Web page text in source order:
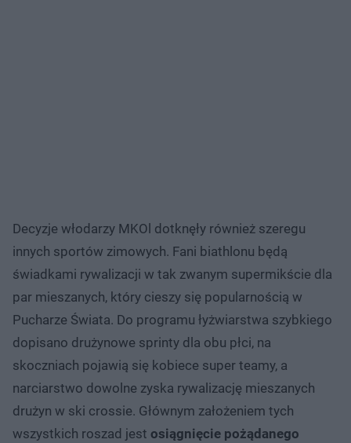
Decyzje włodarzy MKOl dotknęły również szeregu
innych sportów zimowych. Fani biathlonu będą
świadkami rywalizacji w tak zwanym supermikście dla
par mieszanych, który cieszy się popularnością w
Pucharze Świata. Do programu łyżwiarstwa szybkiego
dopisano drużynowe sprinty dla obu płci, na
skoczniach pojawią się kobiece super teamy, a
narciarstwo dowolne zyska rywalizację mieszanych
drużyn w ski crossie. Głównym założeniem tych
wszystkich roszad jest osiągnięcie pożądanego